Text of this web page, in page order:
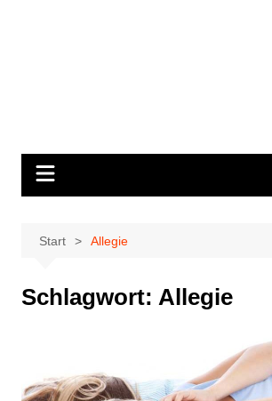
Start Allegie
Schlagwort: Allegie